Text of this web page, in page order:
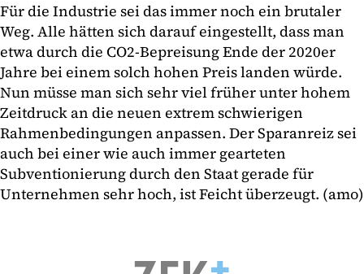
Für die Industrie sei das immer noch ein brutaler
Weg. Alle hätten sich darauf eingestellt, dass man
etwa durch die CO2-Bepreisung Ende der 2020er
Jahre bei einem solch hohen Preis landen würde.
Nun müsse man sich sehr viel früher unter hohem
Zeitdruck an die neuen extrem schwierigen
Rahmenbedingungen anpassen. Der Sparanreiz sei
auch bei einer wie auch immer gearteten
Subventionierung durch den Staat gerade für
Unternehmen sehr hoch, ist Feicht überzeugt. (amo)